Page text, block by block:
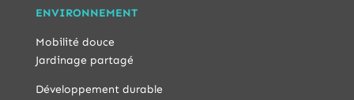
ENVIRONNEMENT
Mobilité douce
Jardinage partagé
Développement durable